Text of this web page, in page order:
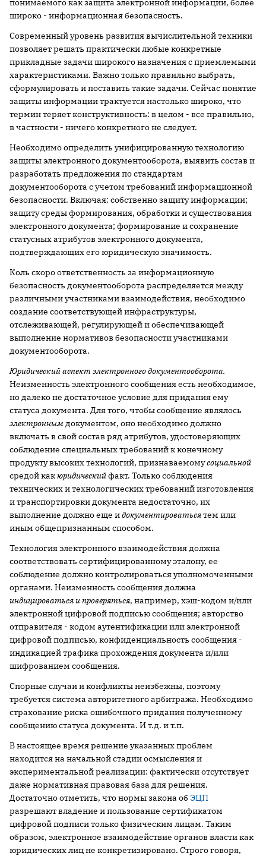
понимаемого как защита электронной информации, более
широко - информационная безопасность.
Современный уровень развития вычислительной техники
позволяет решать практически любые конкретные
прикладные задачи широкого назначения с приемлемыми
характеристиками. Важно только правильно выбрать,
сформулировать и поставить такие задачи. Сейчас понятие
защиты информации трактуется настолько широко, что
термин теряет конструктивность: в целом - все правильно,
в частности - ничего конкретного не следует.
Необходимо определить унифицированную технологию
защиты электронного документооборота, выявить состав и
разработать предложения по стандартам
документооборота с учетом требований информационной
безопасности. Включая: собственно защиту информации;
защиту среды формирования, обработки и существования
электронного документа; формирование и сохранение
статусных атрибутов электронного документа,
подтверждающих его юридическую значимость.
Коль скоро ответственность за информационную
безопасность документооборота распределяется между
различными участниками взаимодействия, необходимо
создание соответствующей инфраструктуры,
отслеживающей, регулирующей и обеспечивающей
выполнение нормативов безопасности участниками
документооборота.
Юридический аспект электронного документооборота.
Неизменность электронного сообщения есть необходимое,
но далеко не достаточное условие для придания ему
статуса документа. Для того, чтобы сообщение являлось
электроннымдокументом, оно необходимо должно
включать в свой состав ряд атрибутов, удостоверяющих
соблюдение специальных требований к конечному
продукту высоких технологий, признаваемомусоциальной
средой какюридическийфакт. Только соблюдения
технических и технологических требований изготовления
и транспортировки документа недостаточно, их
выполнение должно еще идокументироватьсятем или
иным общепризнанным способом.
Технология электронного взаимодействия должна
соответствовать сертифицированному эталону, ее
соблюдение должно контролироваться уполномоченными
органами. Неизменность сообщения должна
индицироваться и проверяться, например, хэш-кодом и/или
электронной цифровой подписью сообщения; авторство
отправителя - кодом аутентификации или электронной
цифровой подписью, конфиденциальность сообщения -
индикацией трафика прохождения документа и/или
шифрованием сообщения.
Спорные случаи и конфликты неизбежны, поэтому
требуется система авторитетного арбитража. Необходимо
страхование риска ошибочного придания полученному
сообщению статуса документа. И т.д. и т.п.
В настоящее время решение указанных проблем
находится на начальной стадии осмысления и
экспериментальной реализации: фактически отсутствует
даже нормативная правовая база для решения.
Достаточно отметить, что нормы закона об ЭЦП
разрешают владение и пользование сертификатом
цифровой подписи только физическим лицам. Таким
образом, электронное взаимодействие органов власти как
юридических лиц не конкретизировано. Строго говоря,